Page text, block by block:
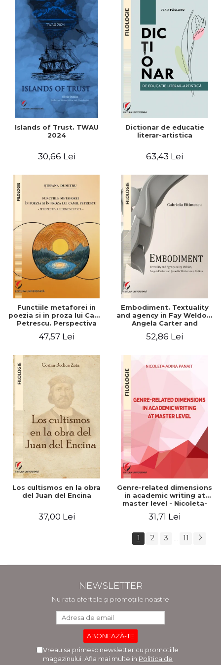
Islands of Trust. TWAU
2024
30,66 Lei
Dictionar de educatie
literar-artistica
63,43 Lei
Functiile metaforei in
poezia si in proza lui Camil
Petrescu. Perspectiva
47,57 Lei
Embodiment. Textuality
and agency in Fay Weldon,
Angela Carter and
fiction
52,86 Lei
Los cultismos en la obra
del Juan del Encina
37,00 Lei
Genre-related dimensions
in academic writing at
master level - Nicoleta-
31,71 Lei
1 2 3 ... 11
NEWSLETTER
Nu rata ofertele și promoțiile noastre
Vreau sa primesc newsletter cu promotiile
magazinului. Afla mai multe in Politica de